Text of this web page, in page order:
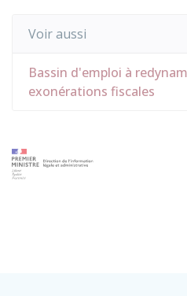
Voir aussi
Bassin d'emploi à
exonérations fiscales